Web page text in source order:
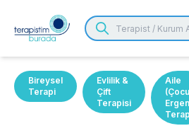
Bireysel
Terapi
Evlilik &
Çift
Terapisi
Aile